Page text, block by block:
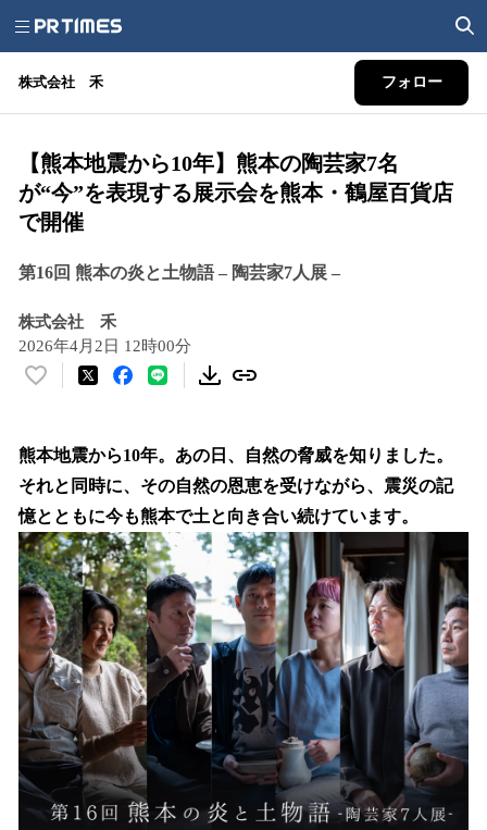
株式会社 禾 フォロー
【熊本地震から10年】熊本の陶芸家7名
が“今”を表現する展示会を熊本・鶴屋百貨店
で開催
第16回 熊本の炎と土物語 – 陶芸家7人展 –
株式会社 禾
2026年4月2日 12時00分
い
！
数
を
読
み
込
み
中
で
す
熊本地震から10年。あの日、自然の脅威を知りました。
それと同時に、その自然の恩恵を受けながら、震災の記
憶とともに今も熊本で土と向き合い続けています。